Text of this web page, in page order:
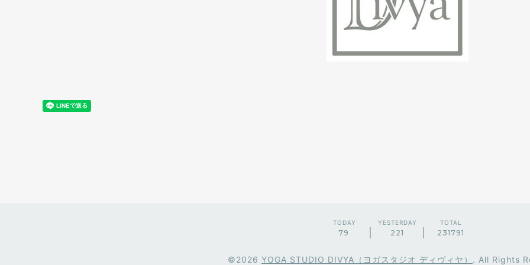
TODAY
79
YESTERDAY
221
TOTAL
231791
©2026 YOGA STUDIO DIVYA（ヨガスタジオ ディヴィヤ） . All Rights